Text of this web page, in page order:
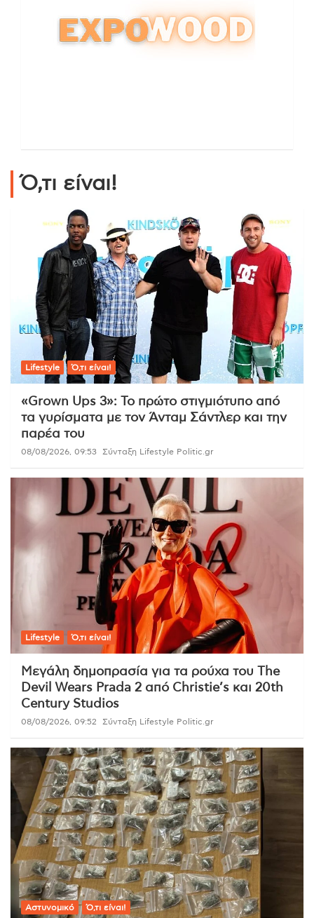
Ό,τι είναι!
Lifestyle Ό,τι είναι!
«Grown Ups 3»: Το πρώτο στιγμιότυπο από
τα γυρίσματα με τον Άνταμ Σάντλερ και την
παρέα του
08/08/2026, 09:53 Σύνταξη Lifestyle Politic.gr
Lifestyle Ό,τι είναι!
Μεγάλη δημοπρασία για τα ρούχα του The
Devil Wears Prada 2 από Christie’s και 20th
Century Studios
08/08/2026, 09:52 Σύνταξη Lifestyle Politic.gr
Αστυνομικό Ό,τι είναι!